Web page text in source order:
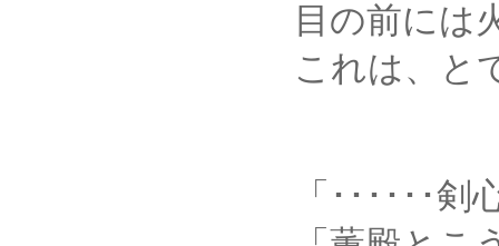
目の前には火鉢、
これは、とても、
「･･････剣心、寒